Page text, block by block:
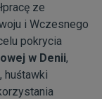
ze
i Wczesnego
pokrycia
w Denii,
huśtawki